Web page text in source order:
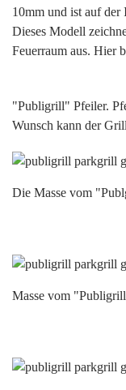
10mm und ist auf der
Dieses Modell
Feuerraum aus. Hier
"Publigrill" Pfeiler.
Wunsch kann der
Die Masse vom
Masse vom